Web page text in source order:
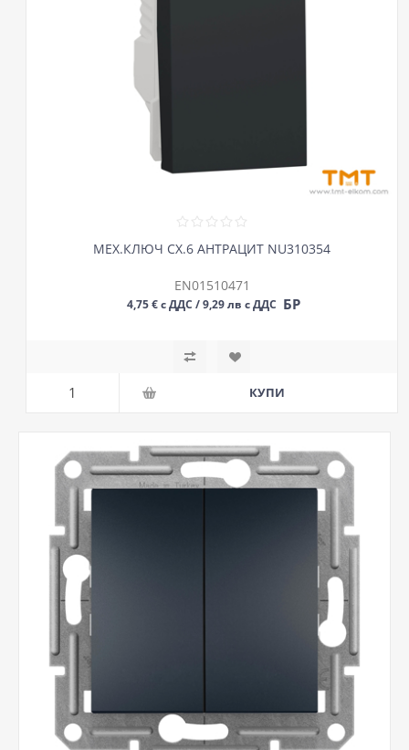
МЕХ.КЛЮЧ СХ.6 АНТРАЦИТ NU310354
EN01510471
4,75 € с ДДС / 9,29 лв с ДДС БР